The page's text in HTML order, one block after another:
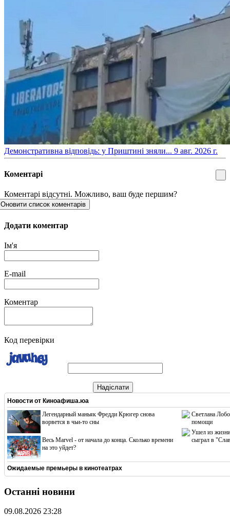
​Демонстративна відповідь: у Приштині зняли... 9 авг. 2026 г.
Коментарі
Коментарі відсутні. Можливо, ваш буде першим?
Оновити список коментарів
Додати коментар
Ім'я
E-mail
Коментар
Код перевірки
Надіслати
Новости от Киноафиша.юа
Легендарный маньяк Фредди Крюгер снова
ворвется в чьи-то сны
Весь Marvel - от начала до конца. Сколько времени
на это уйдет?
Светлана
помощи
Ушел из жизни
сыграл в
Ожидаемые премьеры в кинотеатрах
Останні новини
09.08.2026 23:28